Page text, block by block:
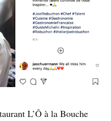
L’Ô à la Bouche